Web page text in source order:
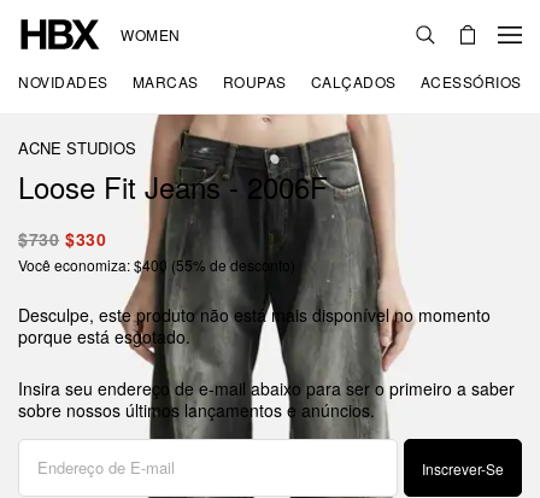
WOMEN
NOVIDADES MARCAS ROUPAS CALÇADOS ACESSÓRIOS
ACNE STUDIOS
Loose Fit Jeans - 2006F
$730 $330
Você economiza: $400 (55% de desconto)
Desculpe, este produto não está mais disponível no momento
porque está esgotado.
Insira seu endereço de e-mail abaixo para ser o primeiro a saber
sobre nossos últimos lançamentos e anúncios.
Inscrever-Se